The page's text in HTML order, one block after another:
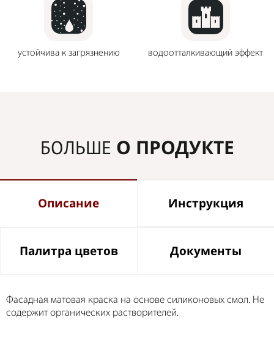
устойчива к загрязнению водоотталкивающий эффект
БОЛЬШЕ О ПРОДУКТЕ
Описание Инструкция
Палитра цветов Документы
Фасадная матовая краска на основе силиконовых смол. Не
содержит органических растворителей.